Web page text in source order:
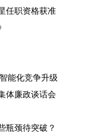
任职资格获准
能化竞争升级
体廉政谈话会
瓶颈待突破？